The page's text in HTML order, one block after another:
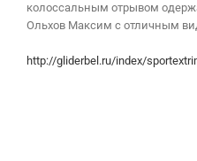
колоссальным отрывом
Ольхов Максим с отличным
http://gliderbel.ru/index/